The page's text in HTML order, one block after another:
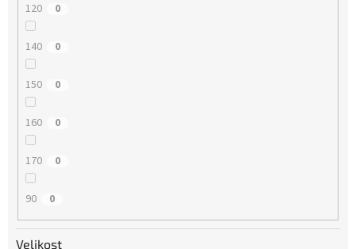
120 0
140 0
150 0
160 0
170 0
90 0
Velikost